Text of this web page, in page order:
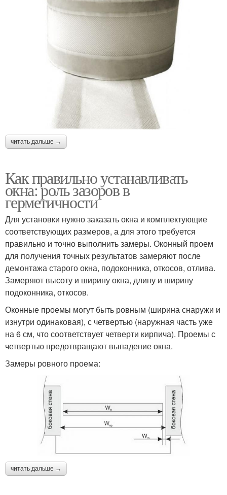
читать дальше →
Как правильно устанавливать
окна: роль зазоров в
герметичности
Для установки нужно заказать окна и комплектующие
соответствующих размеров, а для этого требуется
правильно и точно выполнить замеры. Оконный проем
для получения точных результатов замеряют после
демонтажа старого окна, подоконника, откосов, отлива.
Замеряют высоту и ширину окна, длину и ширину
подоконника, откосов.
Оконные проемы могут быть ровным (ширина снаружи и
изнутри одинаковая), с четвертью (наружная часть уже
на 6 см, что соответствует четверти кирпича). Проемы с
четвертью предотвращают выпадение окна.
Замеры ровного проема:
читать дальше →